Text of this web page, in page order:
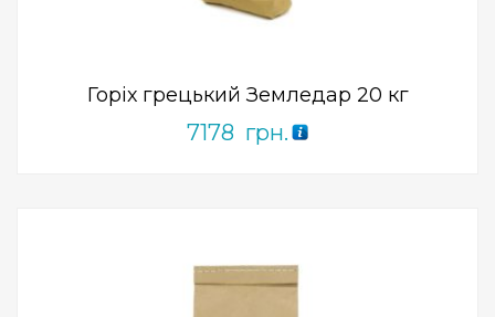
Горіх грецький Земледар 20 кг
7178 грн.